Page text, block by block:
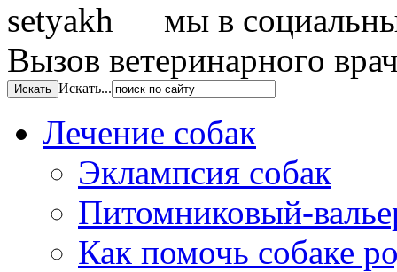
мы в
Вызов ветеринарного
Искать...
Лечение собак
Эклампсия собак
Питомниковый-
Как помочь собаке